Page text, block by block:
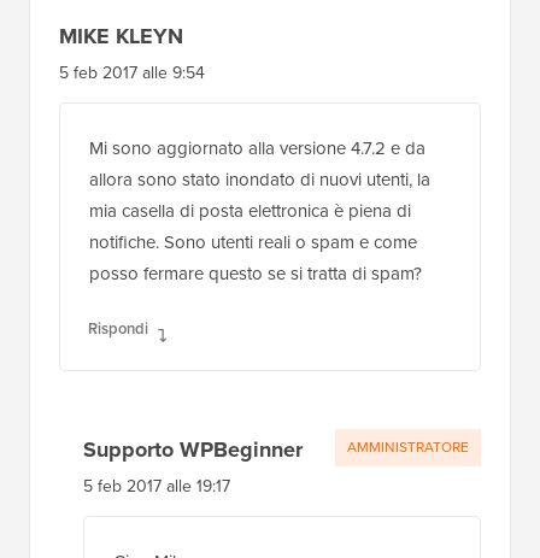
MIKE KLEYN
5 feb 2017 alle 9:54
Mi sono aggiornato alla versione 4.7.2 e da
allora sono stato inondato di nuovi utenti, la
mia casella di posta elettronica è piena di
notifiche. Sono utenti reali o spam e come
posso fermare questo se si tratta di spam?
Rispondi
Supporto WPBeginner
5 feb 2017 alle 19:17
AMMINISTRATORE